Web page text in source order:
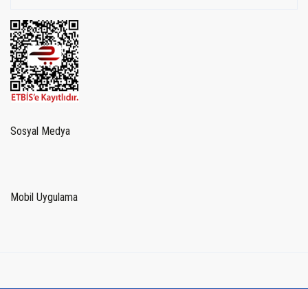
Sosyal Medya
Mobil Uygulama